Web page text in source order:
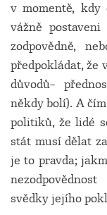
v momentě, kdy
vážně
zodpovědně,
předpokládat, že
důvodů–
někdy bolí). A
politiků, že lidé
stát musí dělat
je to pravda;
svědky jejího